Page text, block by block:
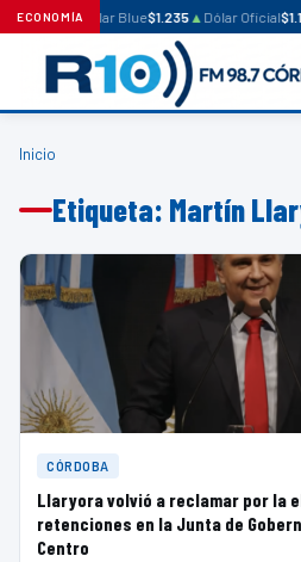
ECONOMÍADólar Blue$1.235▲Dólar Oficial
Inicio
Etiqueta: Martín
CÓRDOBA
Llaryora volvió a reclamar por la
retenciones en la Junta de
Centro